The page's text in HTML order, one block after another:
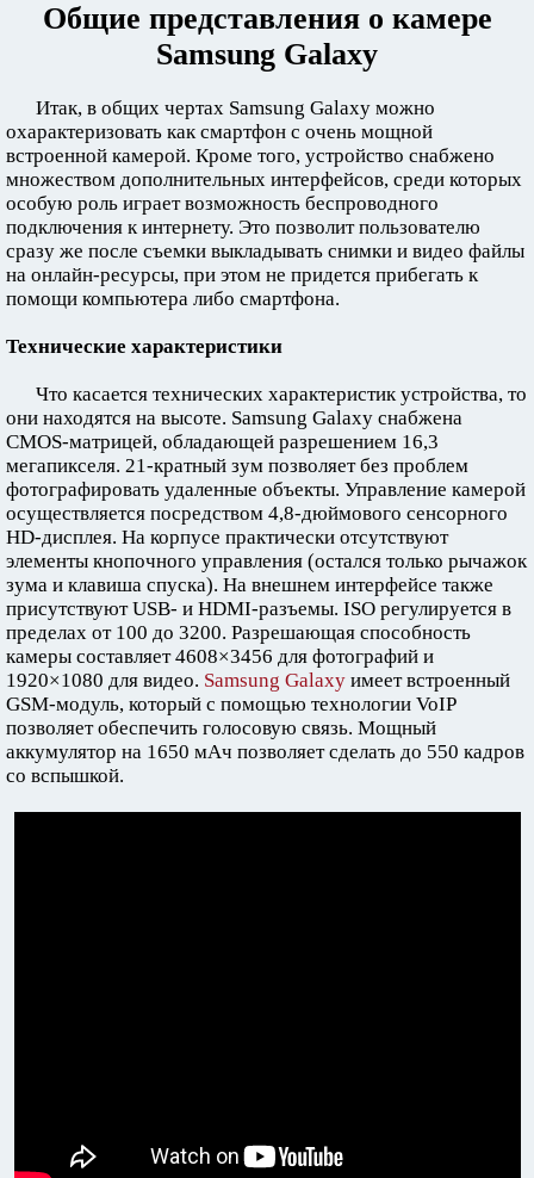
Общие представления о камере
Samsung Galaxy
Итак, в общих чертах Samsung Galaxy можно
охарактеризовать как смартфон с очень мощной
встроенной камерой. Кроме того, устройство снабжено
множеством дополнительных интерфейсов, среди которых
особую роль играет возможность беспроводного
подключения к интернету. Это позволит пользователю
сразу же после съемки выкладывать снимки и видео файлы
на онлайн-ресурсы, при этом не придется прибегать к
помощи компьютера либо смартфона.
Технические характеристики
Что касается технических характеристик устройства, то
они находятся на высоте. Samsung Galaxy снабжена
CMOS-матрицей, обладающей разрешением 16,3
мегапикселя. 21-кратный зум позволяет без проблем
фотографировать удаленные объекты. Управление камерой
осуществляется посредством 4,8-дюймового сенсорного
HD-дисплея. На корпусе практически отсутствуют
элементы кнопочного управления (остался только рычажок
зума и клавиша спуска). На внешнем интерфейсе также
присутствуют USB- и HDMI-разъемы. ISO регулируется в
пределах от 100 до 3200. Разрешающая способность
камеры составляет 4608×3456 для фотографий и
1920×1080 для видео. Samsung Galaxy имеет встроенный
GSM-модуль, который с помощью технологии VoIP
позволяет обеспечить голосовую связь. Мощный
аккумулятор на 1650 мАч позволяет сделать до 550 кадров
со вспышкой.